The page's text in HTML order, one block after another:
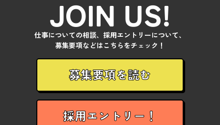
JOIN US!
仕事についての相談、採用エントリーについて、
募集要項などはこちらをチェック！
募集要項を読む
採用エントリー！